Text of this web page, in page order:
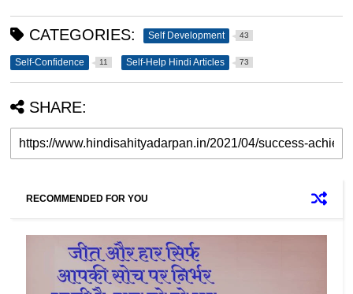
CATEGORIES: Self Development 43
Self-Confidence 11 Self-Help Hindi Articles 73
SHARE:
RECOMMENDED FOR YOU